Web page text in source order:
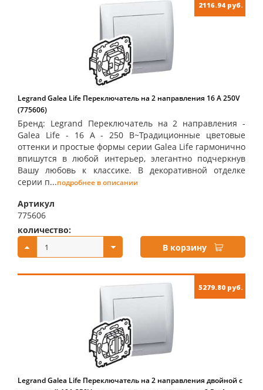
2116.94 руб.
Legrand Galea Life Переключатель на 2 направления 16 А 250V
(775606)
Бренд: Legrand Переключатель на 2 направления -
Galea Life - 16 А - 250 В~Традиционные цветовые
оттенки и простые формы серии Galea Life гармонично
впишутся в любой интерьер, элегантно подчеркнув
Вашу любовь к классике. В декоративной отделке
серии п...подробнее в описании
Артикул
775606
количество:
В корзину
5279.80 руб.
Legrand Galea Life Переключатель на 2 направления двойной с